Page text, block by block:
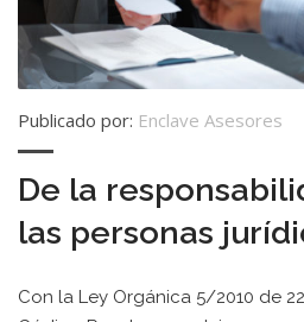
Publicado por: Enclave Asesores
De la
las personas
Con la Ley Orgánica 5/2010 de